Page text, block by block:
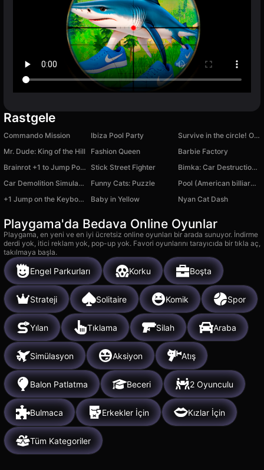
Rastgele
Commando Mission Ibiza Pool Party
Survive in the circle! Obby
Mr. Dude: King of the Hill
Fashion Queen
Barbie Factory
Brainrot +1 to Jump Power 3D
Stick Street Fighter
Bimka: Car Destruction and Accident Simulator
Car Demolition Simulator 3D
Funny Cats: Puzzle
Pool (American billiards)
+1 Jump on the Keyboard
Baby in Yellow Nyan Cat Dash
Playgama'da Bedava Online Oyunlar
Playgama, en yeni ve en iyi ücretsiz online oyunları bir arada sunuyor. İndirme
derdi yok, itici reklam yok, pop-up yok. Favori oyunlarını tarayıcıda bir tıkla aç,
takılmaya başla.
Engel Parkurları Korku Boşta
Strateji Solitaire Komik Spor
Yılan Tıklama Silah Araba
Simülasyon Aksiyon Atış
Balon Patlatma Beceri 2 Oyunculu
Bulmaca Erkekler İçin Kızlar İçin
Tüm Kategoriler